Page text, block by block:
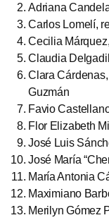
Adriana
Carlos Lomelí,
Cecilia
Claudia
Clara
Guzmán
Favio
Flor Elizabeth
José Luis
José María
María Antonia
Maximiano
Merilyn Gómez